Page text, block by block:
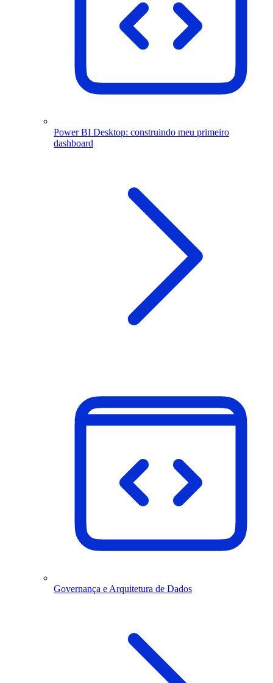
Power BI Desktop: construindo meu primeiro
dashboard
Governança e Arquitetura de Dados